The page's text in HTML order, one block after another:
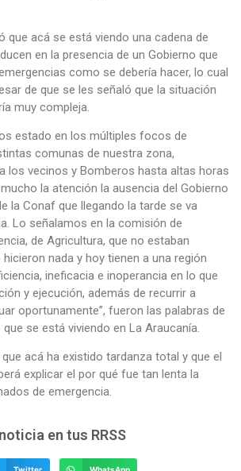
que acá se está viendo una cadena de
en la presencia de un Gobierno que
como se debería hacer, lo cual
de que se les señaló que la situación
muy compleja.
estado en los múltiples focos de
comunas de nuestra zona,
los vecinos y Bomberos hasta altas horas
la atención la ausencia del Gobierno
la Conaf que llegando la tarde se va
Lo señalamos en la comisión de
de Agricultura, que no estaban
nada y hoy tienen a una región
ineficacia e inoperancia en lo que
y ejecución, además de recurrir a
oportunamente”, fueron las palabras de
se está viviendo en La Araucanía.
acá ha existido tardanza total y que el
explicar el por qué fue tan lenta la
de emergencia.
en tus RRSS